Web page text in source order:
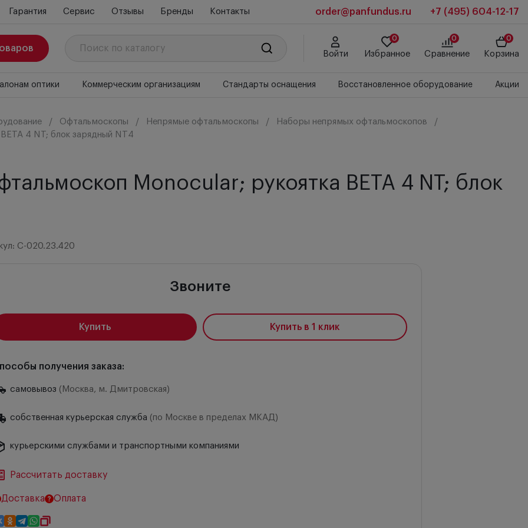
Гарантия Сервис Отзывы Бренды Контакты order@panfundus.ru +7 (495) 604-12-17
Войти
0
Избранное
0
Сравнение
0
Корзина
оптики Коммерческим организациям Стандарты оснащения Восстановленное оборудование Акции
Офтальмоскопы Непрямые офтальмоскопы
Наборы непрямых офтальмоскопов
4 NT; блок зарядный NT4
Monocular; рукоятка BETA 4 NT; блок
C-020.23.420
Звоните
Купить Купить в 1 клик
получения заказа:
самовывоз (Москва, м. Дмитровская)
собственная курьерская служба (по Москве в пределах МКАД)
курьерскими службами и транспортными компаниями
Рассчитать доставку
Доставка Оплата